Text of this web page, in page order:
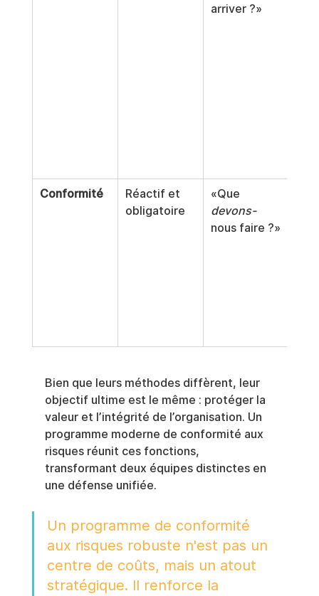
arriver ?»
Conformité
Réactif et
obligatoire
«Que
devons-
nous faire ?»
Bien que leurs méthodes diffèrent, leur
objectif ultime est le même : protéger la
valeur et l’intégrité de l’organisation. Un
programme moderne de conformité aux
risques réunit ces fonctions,
transformant deux équipes distinctes en
une défense unifiée.
Un programme de conformité
aux risques robuste n'est pas un
centre de coûts, mais un atout
stratégique. Il renforce la